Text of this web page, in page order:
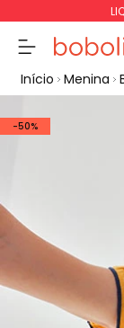
Total
Início Menina
-50%